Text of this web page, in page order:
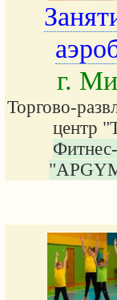
г.
Торгово-
центр